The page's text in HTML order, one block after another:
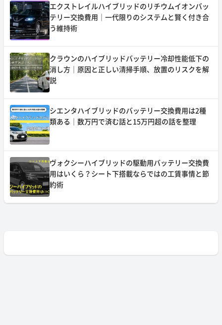
エクストレイルハイブリッドのリチウムイオンバッ
テリー交換費用｜一代限りのシステムと賢く付き合
う維持術
クラウンのハイブリッドバッテリー冷却性能低下の
消し方｜原因と正しい清掃手順、放置のリスクを解
説
シエンタハイブリッドのバッテリー交換費用は2種
類ある｜数万円で済む話と15万円超の話を整理
ヴォクシーハイブリッドの駆動用バッテリー交換費
用はいくら？シート下搭載ならではの工賃事情と節
約術